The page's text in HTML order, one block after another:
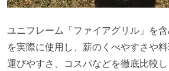
ユニフレーム「ファイアグリル」を
を実際に使用し、薪のくべやすさや
運びやすさ、コスパなどを徹底比較し